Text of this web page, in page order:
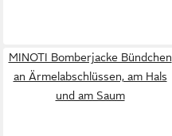
MINOTI Bomberjacke Bündchen
an Ärmelabschlüssen, am Hals
und am Saum